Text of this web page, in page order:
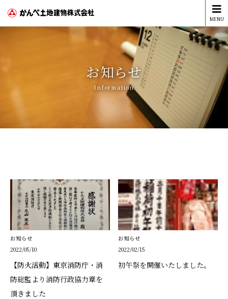
MENU
お知らせ
Information
お知らせ
2022/05/10
【防火活動】東京消防庁・消
防総監より消防行政協力章を
頂きました
お知らせ
2022/02/15
初午祭を開催いたしました。